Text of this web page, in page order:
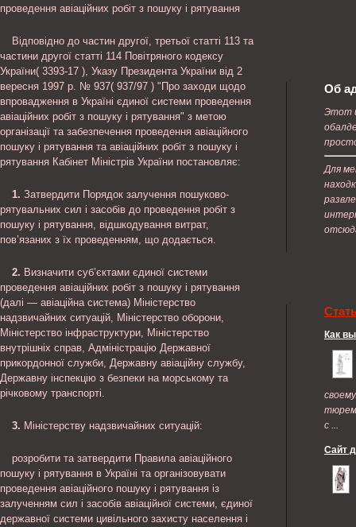
проведення авіаційних робіт з пошуку і рятування
Відповідно до частин другої, третьої статті 113 та
частини другої статті 114 Повітряного кодексу
України( 3393-17 ), Указу Президента України від 2
вересня 1997 р. № 937( 937/97 ) "Про заходи щодо
впровадження в Україні єдиної системи проведення
авіаційних робіт з пошуку і рятування" з метою
організації та забезпечення проведення авіаційного
пошуку і рятування та авіаційних робіт з пошуку і
рятування Кабінет Міністрів України постановляє:
1. Затвердити Порядок залучення пошуково-
рятувальних сил і засобів до проведення робіт з
пошуку і рятування, відшкодування витрат,
пов’язаних з їх проведенням, що додається.
2. Визначити суб’єктами єдиної системи
проведення авіаційних робіт з пошуку і рятування
(далі — авіаційна система) Міністерство
надзвичайних ситуацій, Міністерство оборони,
Міністерство інфраструктури, Міністерство
внутрішніх справ, Адміністрацію Державної
прикордонної служби, Державну авіаційну службу,
Державну інспекцію з безпеки на морському та
річковому транспорті.
3. Міністерству надзвичайних ситуацій:
розробити та затвердити Правила авіаційного
пошуку і рятування в Україні та організовувати
проведення авіаційного пошуку і рятування із
залученням сил і засобів авіаційної системи, єдиної
державної системи цивільного захисту населення і
Об
Этот
Для
Как
с ...
Сайт